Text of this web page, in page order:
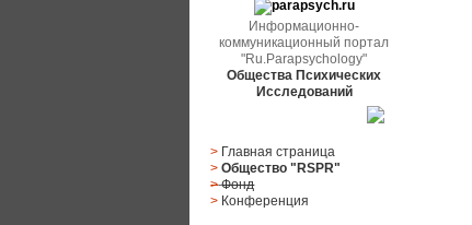
Информационно-
коммуникационный портал
"Ru.Parapsychology"
Общества Психических
Исследований
> Главная страница
> Общество "RSPR"
> Фонд
> Конференция